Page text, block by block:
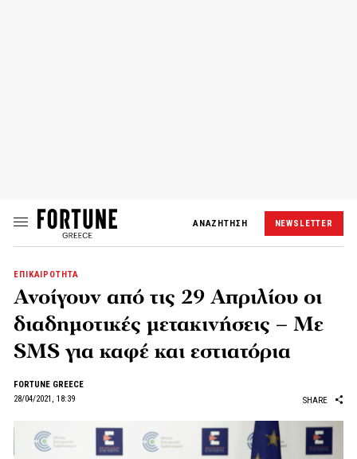
ΑΝΑΖΗΤΗΣΗ NEWSLETTER
ΕΠΙΚΑΙΡΟΤΗΤΑ
Ανοίγουν από τις 29 Απριλίου οι
διαδημοτικές μετακινήσεις – Με
SMS για καφέ και εστιατόρια
FORTUNE GREECE
28/04/2021, 18:39
SHARE